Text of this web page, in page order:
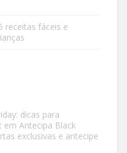
receitas fáceis e
dicas para
em Antecipa Black
exclusivas e antecipe